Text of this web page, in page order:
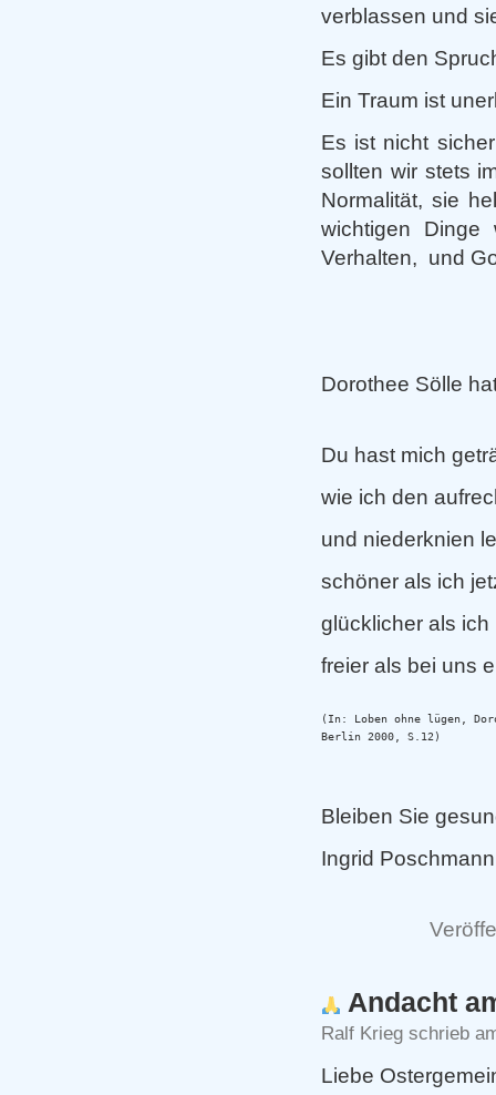
verblassen und
Es gibt den
Ein Traum ist
Es ist nicht
sollten wir stets
Normalität, sie
wichtigen
Verhalten, und
Dorothee Sölle
Du hast mich
wie ich den
und niederknien
schöner als ich
glücklicher als ich
freier als bei uns
(In: Loben ohne lügen,
Berlin 2000, S.12)
Bleiben Sie
Ingrid Poschmann
Andacht
Ralf Krieg schrieb
Liebe